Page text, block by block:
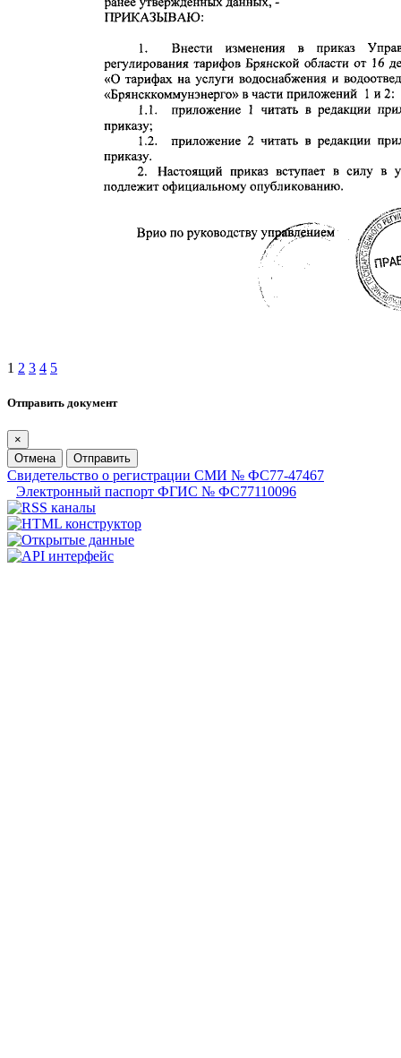
1 2 3 4 5
Отправить документ
×
Отмена
Отправить
Свидетельство о регистрации СМИ № ФС77-47467
Электронный паспорт ФГИС № ФС77110096